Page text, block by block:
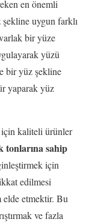
en önemli
uygun farklı
bir yüze
yüzü
bir yüz şekline
yaparak yüz
kaliteli ürünler
tonlarına sahip
için
edilmesi
etmektir. Bu
ve fazla